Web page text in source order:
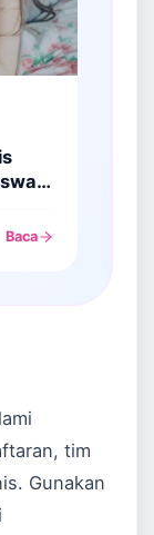
Baca
tim
Gunakan